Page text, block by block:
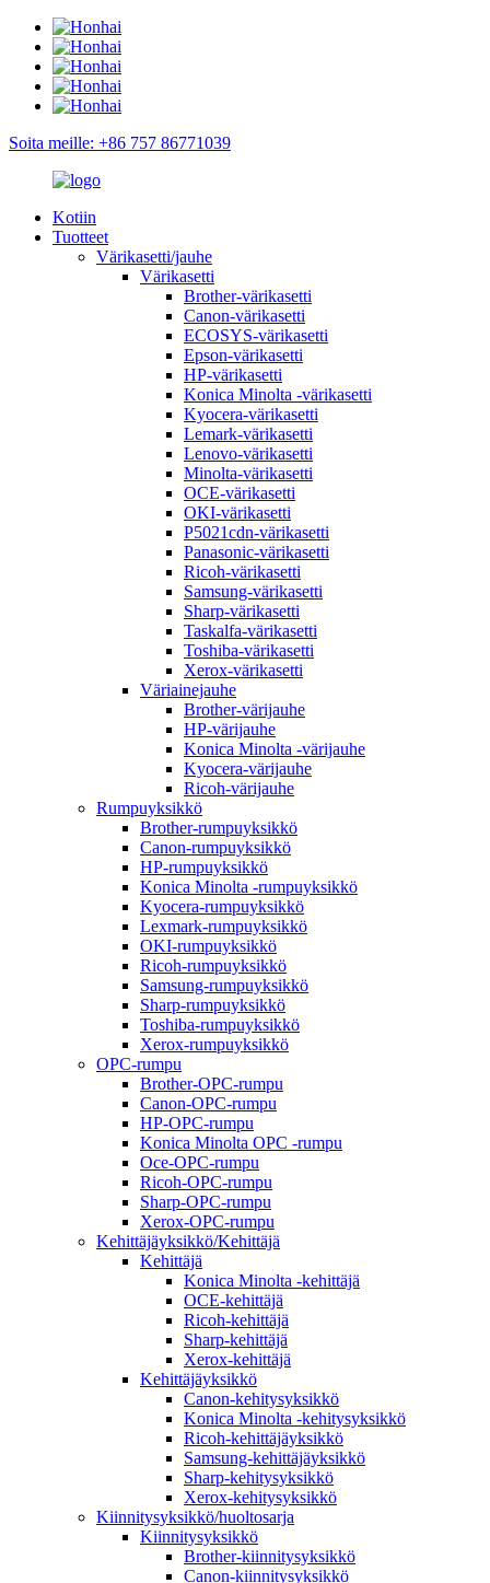
Soita meille: +86 757 86771039
Kotiin
Tuotteet
Värikasetti/jauhe
Värikasetti
Brother-värikasetti
Canon-värikasetti
ECOSYS-värikasetti
Epson-värikasetti
HP-värikasetti
Konica Minolta -värikasetti
Kyocera-värikasetti
Lemark-värikasetti
Lenovo-värikasetti
Minolta-värikasetti
OCE-värikasetti
OKI-värikasetti
P5021cdn-värikasetti
Panasonic-värikasetti
Ricoh-värikasetti
Samsung-värikasetti
Sharp-värikasetti
Taskalfa-värikasetti
Toshiba-värikasetti
Xerox-värikasetti
Väriainejauhe
Brother-värijauhe
HP-värijauhe
Konica Minolta -värijauhe
Kyocera-värijauhe
Ricoh-värijauhe
Rumpuyksikkö
Brother-rumpuyksikkö
Canon-rumpuyksikkö
HP-rumpuyksikkö
Konica Minolta -rumpuyksikkö
Kyocera-rumpuyksikkö
Lexmark-rumpuyksikkö
OKI-rumpuyksikkö
Ricoh-rumpuyksikkö
Samsung-rumpuyksikkö
Sharp-rumpuyksikkö
Toshiba-rumpuyksikkö
Xerox-rumpuyksikkö
OPC-rumpu
Brother-OPC-rumpu
Canon-OPC-rumpu
HP-OPC-rumpu
Konica Minolta OPC -rumpu
Oce-OPC-rumpu
Ricoh-OPC-rumpu
Sharp-OPC-rumpu
Xerox-OPC-rumpu
Kehittäjäyksikkö/Kehittäjä
Kehittäjä
Konica Minolta -kehittäjä
OCE-kehittäjä
Ricoh-kehittäjä
Sharp-kehittäjä
Xerox-kehittäjä
Kehittäjäyksikkö
Canon-kehitysyksikkö
Konica Minolta -kehitysyksikkö
Ricoh-kehittäjäyksikkö
Samsung-kehittäjäyksikkö
Sharp-kehitysyksikkö
Xerox-kehitysyksikkö
Kiinnitysyksikkö/huoltosarja
Kiinnitysyksikkö
Brother-kiinnitysyksikkö
Canon-kiinnitysyksikkö